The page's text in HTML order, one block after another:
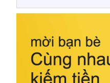
này, bạn sẽ cảm
hồi chuẩn xác của
cột sống.
Bên cạnh đó, việc
sản phẩm đạt chuẩn